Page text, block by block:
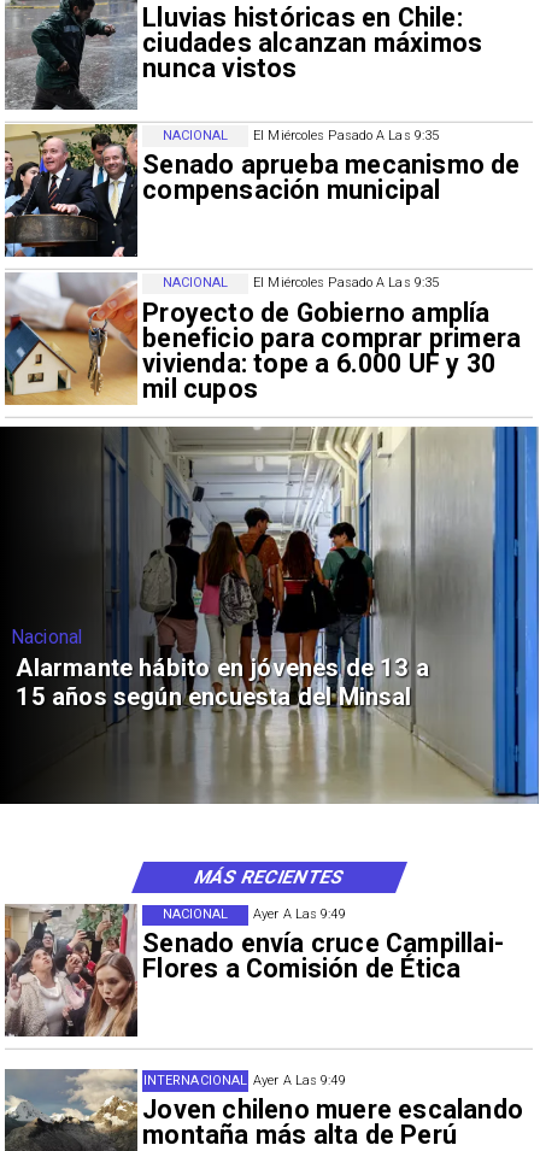
Lluvias históricas en Chile:
ciudades alcanzan máximos
nunca vistos
El Miércoles Pasado A Las 9:35
Senado aprueba mecanismo de
compensación municipal
NACIONAL
El Miércoles Pasado A Las 9:35
Proyecto de Gobierno amplía
beneficio para comprar primera
vivienda: tope a 6.000 UF y 30
mil cupos
NACIONAL
Nacional
Alarmante hábito en jóvenes de 13 a
15 años según encuesta del Minsal
Ayer A Las 9:49
Senado envía cruce Campillai-
Flores a Comisión de Ética
NACIONAL
Ayer A Las 9:49
Joven chileno muere escalando
montaña más alta de Perú
INTERNACIONAL
MÁS RECIENTES